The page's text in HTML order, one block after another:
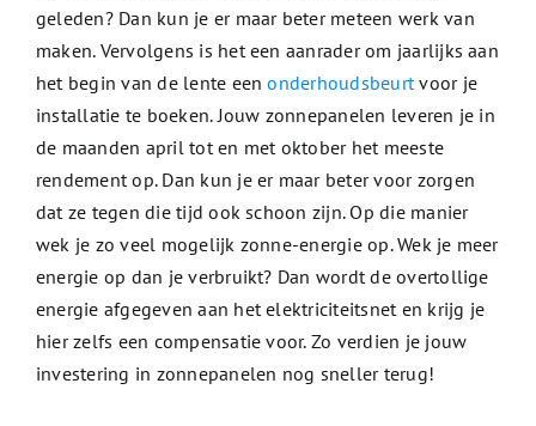
geleden? Dan kun je er maar beter meteen werk van
maken. Vervolgens is het een aanrader om jaarlijks aan
het begin van de lente eenonderhoudsbeurtvoor je
installatie te boeken. Jouw zonnepanelen leveren je in
de maanden april tot en met oktober het meeste
rendement op. Dan kun je er maar beter voor zorgen
dat ze tegen die tijd ook schoon zijn. Op die manier
wek je zo veel mogelijk zonne-energie op. Wek je meer
energie op dan je verbruikt? Dan wordt de overtollige
energie afgegeven aan het elektriciteitsnet en krijg je
hier zelfs een compensatie voor. Zo verdien je jouw
investering in zonnepanelen nog sneller terug!